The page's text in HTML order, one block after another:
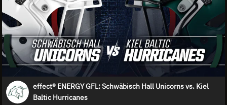
effect® ENERGY GFL: Schwäbisch Hall Unicorns vs. Kiel
Baltic Hurricanes